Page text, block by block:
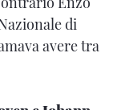
di
avere tra